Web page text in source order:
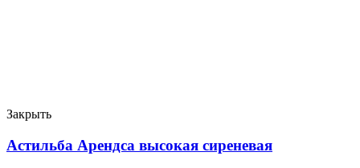
Закрыть
Астильба Арендса высокая сиреневая